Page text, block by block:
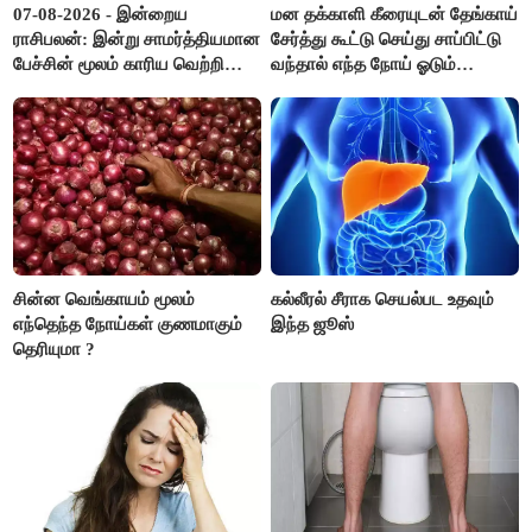
07-08-2026 - இன்றைய
ராசிபலன்: இன்று சாமர்த்தியமான
பேச்சின் மூலம் காரிய வெற்றி
பொறுப்புகளை ஒப்படைப்பதில்
கவனம் தேவை..!
மன தக்காளி கீரையுடன் தேங்காய்
சேர்த்து கூட்டு செய்து சாப்பிட்டு
வந்தால் எந்த நோய் ஓடும்
சின்ன வெங்காயம் மூலம்
எந்தெந்த நோய்கள் குணமாகும்
தெரியுமா ?
கல்லீரல் சீராக செயல்பட உதவும்
இந்த ஜூஸ்